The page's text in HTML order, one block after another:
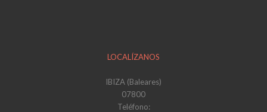
LOCALÍZANOS
IBIZA (Baleares)
07800
Teléfono: